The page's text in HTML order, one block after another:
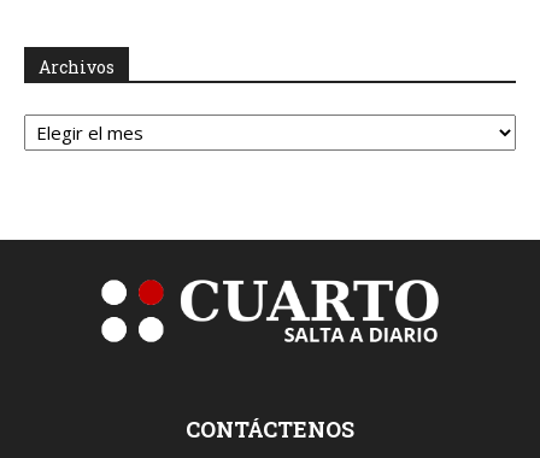
Archivos
Archivos
CONTÁCTENOS